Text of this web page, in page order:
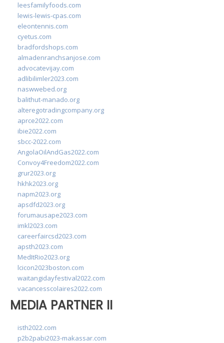
leesfamilyfoods.com
lewis-lewis-cpas.com
eleontennis.com
cyetus.com
bradfordshops.com
almadenranchsanjose.com
advocatevijay.com
adlibilimler2023.com
naswwebed.org
balithut-manado.org
alteregotradingcompany.org
aprce2022.com
ibie2022.com
sbcc-2022.com
AngolaOilAndGas2022.com
Convoy4Freedom2022.com
grur2023.org
hkhk2023.org
napm2023.org
apsdfd2023.org
forumausape2023.com
imkl2023.com
careerfaircsd2023.com
apsth2023.com
MedItRio2023.org
lcicon2023boston.com
waitangidayfestival2022.com
vacancesscolaires2022.com
MEDIA PARTNER II
isth2022.com
p2b2pabi2023-makassar.com